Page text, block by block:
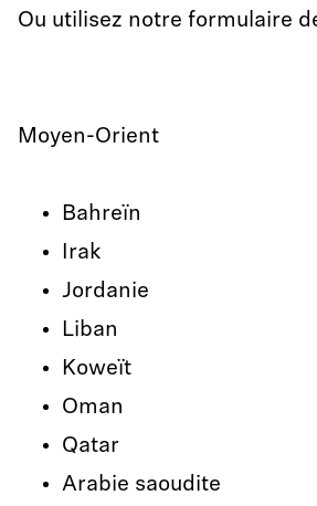
Ou utilisez notre formulaire
Moyen-Orient
Bahreïn
Irak
Jordanie
Liban
Koweït
Oman
Qatar
Arabie saoudite